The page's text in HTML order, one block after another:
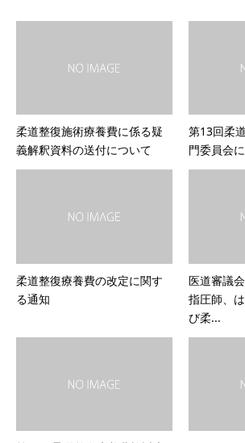
柔道整復施術療養費に係る疑
義解釈資料の送付について
第13回柔
門委員会
柔道整復療養費の改定に関す
る通知
医道審議
指圧師、
び柔...